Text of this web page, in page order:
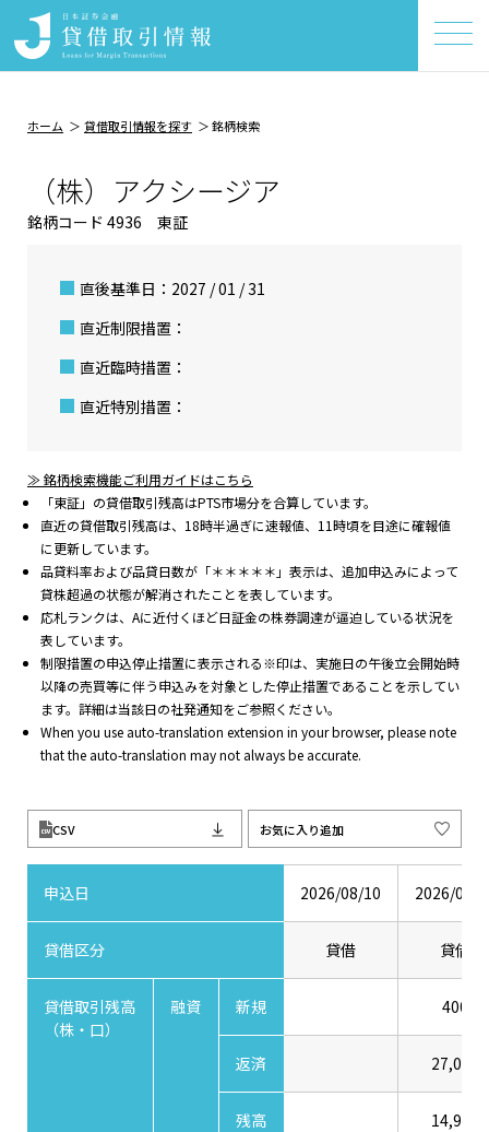
ホーム 貸借取引情報を探す 銘柄検索
（株）アクシージア
銘柄コード 4936 東証
直後基準日：2027 / 01 / 31
直近制限措置：
直近臨時措置：
直近特別措置：
≫ 銘柄検索機能ご利用ガイドはこちら
「東証」の貸借取引残高はPTS市場分を合算しています。
直近の貸借取引残高は、18時半過ぎに速報値、11時頃を目途に確報値
に更新しています。
品貸料率および品貸日数が「＊＊＊＊＊」表示は、追加申込みによって
貸株超過の状態が解消されたことを表しています。
応札ランクは、Aに近付くほど日証金の株券調達が逼迫している状況を
表しています。
制限措置の申込停止措置に表示される※印は、実施日の午後立会開始時
以降の売買等に伴う申込みを対象とした停止措置であることを示してい
ます。詳細は当該日の社発通知をご参照ください。
When you use auto-translation extension in your browser, please note
that the auto-translation may not always be accurate.
CSV お気に入り追加
申込日 2026/08/10 2026/08/
貸借区分 貸借 貸借
貸借取引残高
（株・口）
融資 新規 400
返済 27,000
残高 14,900